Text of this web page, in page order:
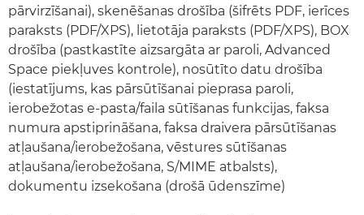
pārvirzīšanai), skenēšanas drošība (šifrēts PDF, ierīces
paraksts (PDF/XPS), lietotāja paraksts (PDF/XPS), BOX
drošība (pastkastīte aizsargāta ar paroli, Advanced
Space piekļuves kontrole), nosūtīto datu drošība
(iestatījums, kas pārsūtīšanai pieprasa paroli,
ierobežotas e-pasta/faila sūtīšanas funkcijas, faksa
numura apstiprināšana, faksa draivera pārsūtīšanas
atļaušana/ierobežošana, vēstures sūtīšanas
atļaušana/ierobežošana, S/MIME atbalsts),
dokumentu izsekošana (drošā ūdenszīme)